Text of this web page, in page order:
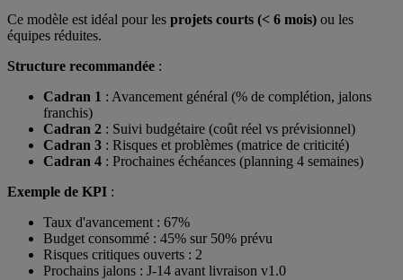
Ce modèle est idéal pour les projets courts (< 6 mois) ou les
équipes réduites.
Structure recommandée :
Cadran 1 : Avancement général (% de complétion, jalons
franchis)
Cadran 2 : Suivi budgétaire (coût réel vs prévisionnel)
Cadran 3 : Risques et problèmes (matrice de criticité)
Cadran 4 : Prochaines échéances (planning 4 semaines)
Exemple de KPI :
Taux d'avancement : 67%
Budget consommé : 45% sur 50% prévu
Risques critiques ouverts : 2
Prochains jalons : J-14 avant livraison v1.0